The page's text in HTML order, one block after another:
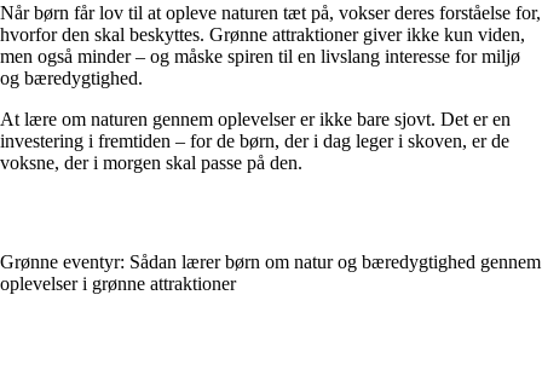
Når børn får lov til at opleve naturen tæt på, vokser deres forståelse for,
hvorfor den skal beskyttes. Grønne attraktioner giver ikke kun viden,
men også minder – og måske spiren til en livslang interesse for miljø
og bæredygtighed.
At lære om naturen gennem oplevelser er ikke bare sjovt. Det er en
investering i fremtiden – for de børn, der i dag leger i skoven, er de
voksne, der i morgen skal passe på den.
Grønne eventyr: Sådan lærer børn om natur og bæredygtighed gennem
oplevelser i grønne attraktioner